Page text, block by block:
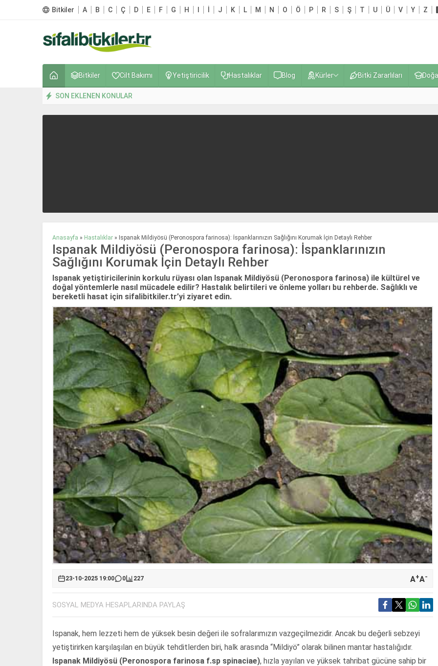
Bitkiler A B C Ç D E F G H J K L M N O Ö P R S Ş T U Ü V Y Z
Bitkiler Cilt Bakımı Yetiştiricilik Hastalıklar Blog Kürler Bitki Zararlıları
SON EKLENEN KONULAR
Anasayfa » Hastalıklar » Ispanak Mildiyösü (Peronospora farinosa): İspanklarınızın Sağlığını Korumak İçin Detaylı Rehber
Ispanak Mildiyösü (Peronospora farinosa): İspanklarınızın
Sağlığını Korumak İçin Detaylı Rehber
Ispanak yetiştiricilerinin korkulu rüyası olan Ispanak Mildiyösü (Peronospora farinosa) ile kültürel ve
doğal yöntemlerle nasıl mücadele edilir? Hastalık belirtileri ve önleme yolları bu rehberde. Sağlıklı ve
bereketli hasat için sifalibitkiler.tr’yi ziyaret edin.
23-10-2025 19:00 0 227 A+A-
SOSYAL MEDYA HESAPLARINDA PAYLAŞ
Ispanak, hem lezzeti hem de yüksek besin değeri ile sofralarımızın vazgeçilmezidir. Ancak bu değerli sebzeyi
yetiştirirken karşılaşılan en büyük tehditlerden biri, halk arasında “Mildiyö” olarak bilinen mantar hastalığıdır.
Ispanak Mildiyösü (Peronospora farinosa f.sp spinaciae), hızla yayılan ve yüksek tahribat gücüne sahip bir